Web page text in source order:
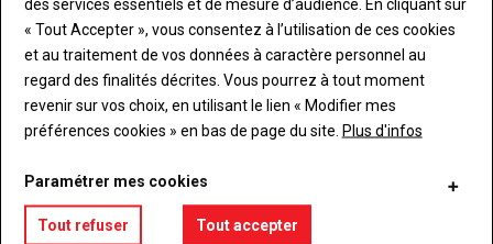
BodyChoisissez votre formule et créez votre
compte pour accéder à tout {nom-site}.
Lien Créez un compte
des services essentiels et de mesure d’audience. En cliquant sur
« Tout Accepter », vous consentez à l’utilisation de ces cookies
et au traitement de vos données à caractère personnel au
regard des finalités décrites. Vous pourrez à tout moment
revenir sur vos choix, en utilisant le lien « Modifier mes
préférences cookies » en bas de page du site. Plus d'infos
Paramétrer mes cookies
Tout refuser Tout accepter